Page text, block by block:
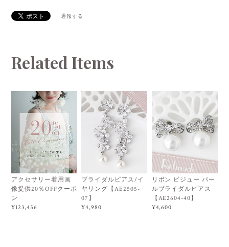
通報する
Related Items
アクセサリー着用画
像提供20％OFFクーポ
ン
¥123,456
ブライダルピアス/イ
ヤリング【AE2505-
07】
¥4,980
リボン ビジュー パー
ルブライダルピアス
【AE2604-40】
¥4,600